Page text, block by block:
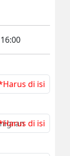
di isi
di isi